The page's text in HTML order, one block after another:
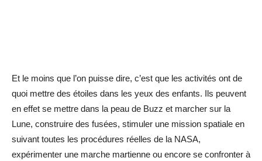
Et le moins que l’on puisse dire, c’est que les activités ont de
quoi mettre des étoiles dans les yeux des enfants. Ils peuvent
en effet se mettre dans la peau de Buzz et marcher sur la
Lune, construire des fusées, stimuler une mission spatiale en
suivant toutes les procédures réelles de la NASA,
expérimenter une marche martienne ou encore se confronter à